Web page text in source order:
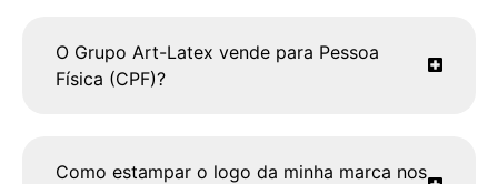
O Grupo Art-Latex vende para Pessoa
Física (CPF)?
Como estampar o logo da minha marca nos